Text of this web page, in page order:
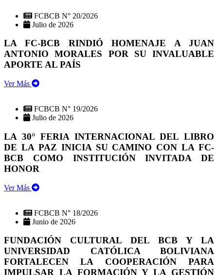
FCBCB N° 20/2026
Julio de 2026
LA FC-BCB RINDIÓ HOMENAJE A JUAN
ANTONIO MORALES POR SU INVALUABLE
APORTE AL PAÍS
Ver Más
FCBCB N° 19/2026
Julio de 2026
LA 30° FERIA INTERNACIONAL DEL LIBRO
DE LA PAZ INICIA SU CAMINO CON LA FC-
BCB COMO INSTITUCIÓN INVITADA DE
HONOR
Ver Más
FCBCB N° 18/2026
Junio de 2026
FUNDACIÓN CULTURAL DEL BCB Y LA
UNIVERSIDAD CATÓLICA BOLIVIANA
FORTALECEN LA COOPERACIÓN PARA
IMPULSAR LA FORMACIÓN Y LA GESTIÓN